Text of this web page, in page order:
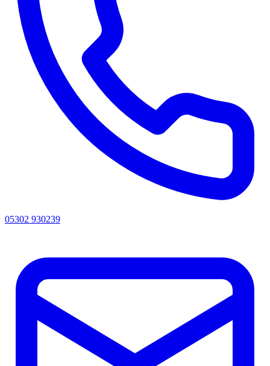
05302 930239